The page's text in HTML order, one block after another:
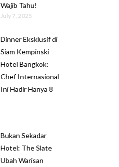
Wajib Tahu!
July 7, 2025
Dinner Eksklusif di
Siam Kempinski
Hotel Bangkok:
Chef Internasional
Ini Hadir Hanya 8
Bukan Sekadar
Hotel: The Slate
Ubah Warisan